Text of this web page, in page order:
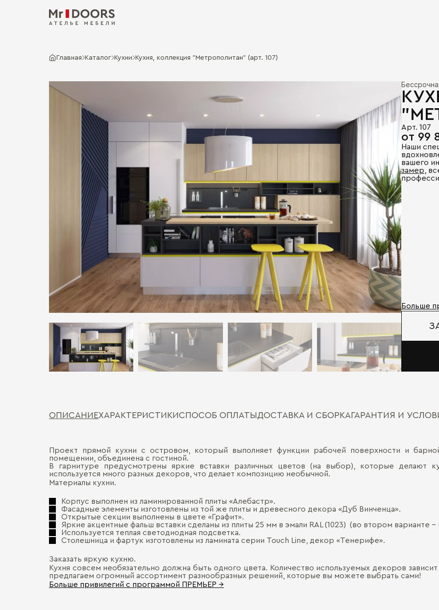
Главная Каталог Кухни Кухня, коллекция "Метрополитан" (арт. 107)
Арт. 107
от 99
Наши
вашего
замер ,
Больше
ОПИСАНИЕХАРАКТЕРИСТИКИСПОСОБ ОПЛАТЫДОСТАВКА И СБОРКАГАРАНТИЯ И
Проект прямой кухни с островом, который выполняет функции рабочей поверхности и
помещении, объединена с гостиной.
В гарнитуре предусмотрены яркие вставки различных цветов (на выбор), которые делают
используется много разных декоров, что делает композицию необычной.
Материалы кухни.
Корпус выполнен из ламинированной плиты «Алебастр».
Фасадные элементы изготовлены из той же плиты и древесного декора «Дуб Винченца».
Открытые секции выполнены в цвете «Графит».
Яркие акцентные фальш вставки сделаны из плиты 25 мм в эмали RAL (1023) (во втором варианте -
Используется теплая светодиодная подсветка.
Столешница и фартук изготовлены из ламината серии Touch Line, декор «Тенерифе».
Заказать яркую кухню.
Кухня совсем необязательно должна быть одного цвета. Количество используемых декоров
предлагаем огромный ассортимент разнообразных решений, которые вы можете выбрать сами!
Больше привилегий с программой ПРЕМЬЕР →